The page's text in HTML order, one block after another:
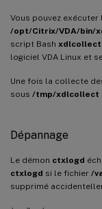
Vous pouvez exécuter
/opt/Citrix/VDA/bin/
script Bash xdlcollect
logiciel VDA Linux et
Une fois la collecte
sous /tmp/xdlcollect
Dépannage
Le démon ctxlogd
ctxlogd si le fichier /
supprimé